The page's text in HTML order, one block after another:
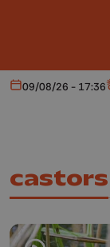
Aujourd'hui
09/08/26 - 17:36
castors